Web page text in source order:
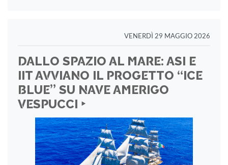
VENERDÌ 29 MAGGIO 2026
DALLO SPAZIO AL MARE: ASI E
IIT AVVIANO IL PROGETTO “ICE
BLUE” SU NAVE AMERIGO
VESPUCCI ‣